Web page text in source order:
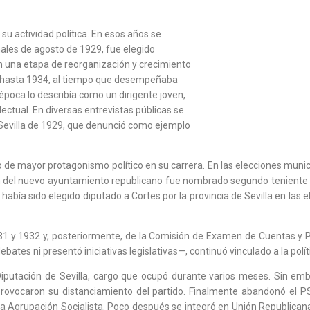
actividad política. En esos años se
de agosto de 1929, fue elegido
una etapa de reorganización y crecimiento
1934, al tiempo que desempeñaba
lo describía como un dirigente joven,
En diversas entrevistas públicas se
de 1929, que denunció como ejemplo
mayor protagonismo político en su carrera. En las elecciones
nuevo ayuntamiento republicano fue nombrado segundo
sido elegido diputado a Cortes por la provincia de Sevilla en las
y 1932 y, posteriormente, de la Comisión de Examen de Cuentas y
ni presentó iniciativas legislativas—, continuó vinculado a la
de Sevilla, cargo que ocupó durante varios meses. Sin
su distanciamiento del partido. Finalmente abandonó el
Socialista. Poco después se integró en Unión